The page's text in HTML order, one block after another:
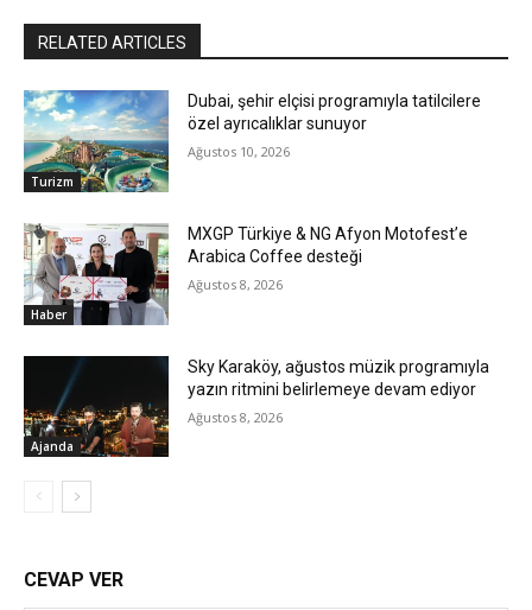
RELATED ARTICLES
Turizm
Dubai, şehir elçisi programıyla tatilcilere
özel ayrıcalıklar sunuyor
Ağustos 10, 2026
Haber
MXGP Türkiye & NG Afyon Motofest’e
Arabica Coffee desteği
Ağustos 8, 2026
Ajanda
Sky Karaköy, ağustos müzik programıyla
yazın ritmini belirlemeye devam ediyor
Ağustos 8, 2026
CEVAP VER